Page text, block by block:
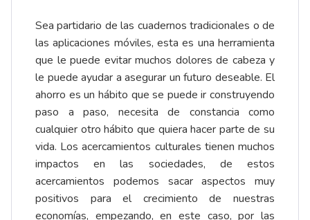
Sea partidario de las cuadernos tradicionales o de
las aplicaciones móviles, esta es una herramienta
que le puede evitar muchos dolores de cabeza y
le puede ayudar a asegurar un futuro deseable. El
ahorro es un hábito que se puede ir construyendo
paso a paso, necesita de constancia como
cualquier otro hábito que quiera hacer parte de su
vida. Los acercamientos culturales tienen muchos
impactos en las sociedades, de estos
acercamientos podemos sacar aspectos muy
positivos para el crecimiento de nuestras
economías, empezando, en este caso, por las